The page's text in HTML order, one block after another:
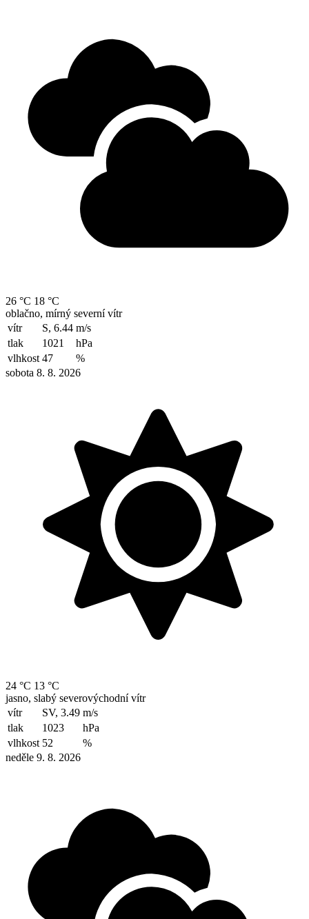
26 °C 18 °C
oblačno, mírný severní vítr
vítr
S, 6.44 m/s
tlak
1021
hPa
vlhkost 47
%
sobota 8. 8. 2026
24 °C 13 °C
jasno, slabý severovýchodní vítr
vítr
SV, 3.49 m/s
tlak
1023
hPa
vlhkost 52
%
neděle 9. 8. 2026